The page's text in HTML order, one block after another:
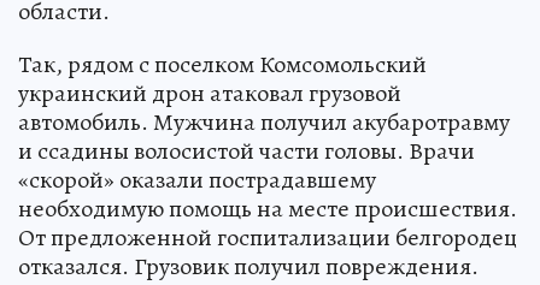
области.
Так, рядом с поселком Комсомольский
украинский дрон атаковал грузовой
автомобиль. Мужчина получил акубаротравму
и ссадины волосистой части головы. Врачи
«скорой» оказали пострадавшему
необходимую помощь на месте происшествия.
От предложенной госпитализации белгородец
отказался. Грузовик получил повреждения.